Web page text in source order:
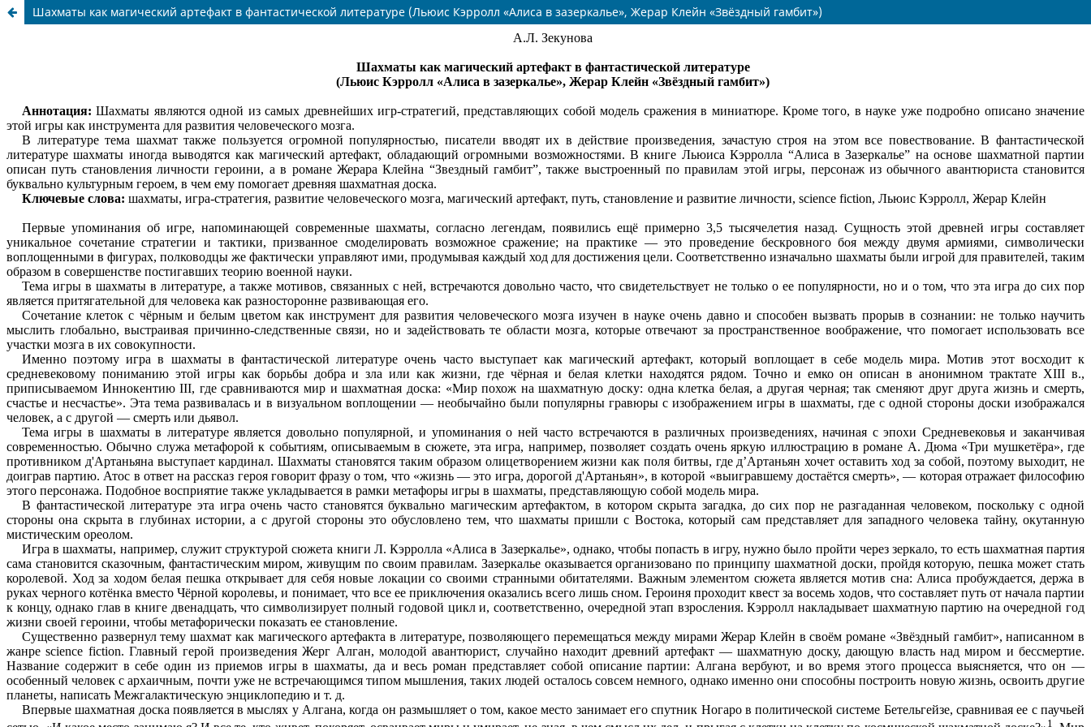
Шахматы как магический артефакт в фантастической литературе (Льюис Кэрролл «Алиса в зазеркалье», Жерар Клейн «Звёздный гамбит»)